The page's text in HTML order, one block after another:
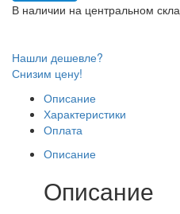
В наличии на центральном
Нашли дешевле?
Снизим цену!
Описание
Характеристики
Оплата
Описание
Описание